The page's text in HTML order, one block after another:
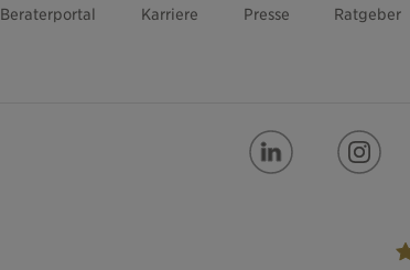
Beraterportal Karriere Presse Ratgeber